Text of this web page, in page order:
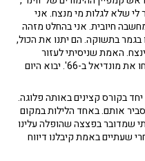
שלא לגלות מי מנצח. אני
חיובית. אני בהחלט מזהה
בגמר בתשוקה. הם יתנו את הכול,
האמת שניסיתי לעזור
לאנגלים לנצח. חתמתי על הכדור שבו ניצחו את מונדיאל ב-66'. יבוא היום
יחד בקורס קצינים באותה פלוגה.
אותם. באחד הלילות במקום
שמדובר בפצצה שהופלה עלינו
שעתיים באמת קיבלנו דיווח